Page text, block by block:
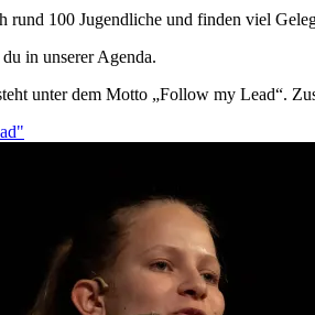
rund 100 Jugendliche und finden viel
in unserer Agenda.
unter dem Motto „Follow my Lead“.